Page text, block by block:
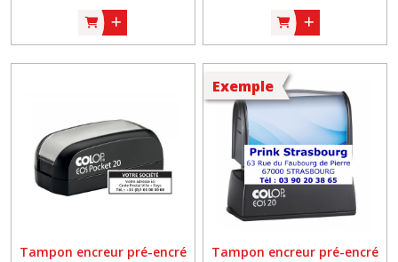
Tampon encreur pré-encré
Exemple
Tampon encreur pré-encré